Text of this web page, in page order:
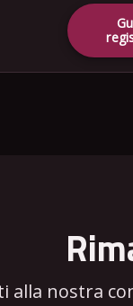
alla nostra